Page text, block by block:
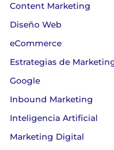
Content Marketing
Diseño Web
eCommerce
Estrategias de
Google
Inbound Marketing
Inteligencia Artificial
Marketing Digital